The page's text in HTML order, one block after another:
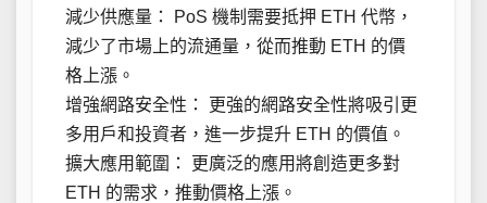
減少供應量： PoS 機制需要抵押 ETH 代幣，
減少了市場上的流通量，從而推動 ETH 的價
格上漲。
增強網路安全性： 更強的網路安全性將吸引更
多用戶和投資者，進一步提升 ETH 的價值。
擴大應用範圍： 更廣泛的應用將創造更多對
ETH 的需求，推動價格上漲。